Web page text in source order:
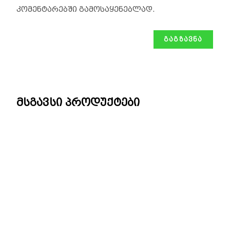
კომენტარებში გამოსაყენებლად.
მსგავსი პროდუქტები